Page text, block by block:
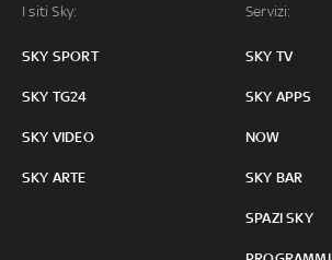
I siti Sky:
SKY SPORT
SKY TG24
SKY VIDEO
SKY ARTE
Servizi:
SKY TV
SKY APPS
NOW
SKY BAR
SPAZI SKY